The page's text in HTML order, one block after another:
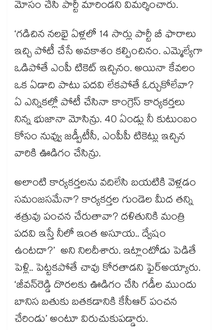
మోసం చేసి పార్టీ మారిండని విమర్శించారు.
‘గడిచిన నలభై ఏళ్లలో 14 సార్లు పార్టీ బీ ఫారాలు
ఇచ్చి పోటీ చేసే అవకాశం కల్పించినం. ఎమ్మెల్యేగా
ఒడిపోతే ఎంపీ టికెట్ ఇచ్చినం. అయినా కేవలం
ఒక ఏడాది పాటు పదవి లేకపోతే ఓర్చుకోలేవా?
ఏ ఎన్నికల్లో పోటీ చేసినా కాంగ్రెస్ కార్యకర్తలు
నిన్న భుజానా మోసిన్రు. 40 ఏండ్లు నీ కుటుంబం
కోసం నువ్వు జడ్పీటీసీ, ఎంపీపీ టికెట్లు ఇచ్చిన
వారికి ఊడిగం చేసిన్రు.
అలాంటి కార్యకర్తలను వదిలేసి బయటికి వెళ్లడం
సమంజసమేనా? కార్యకర్తల గుండెల మీద తన్ని
శత్రువు పంచన చేరుతావా? దళితునికి మంత్రి
పదవి ఇస్తే నీలో ఇంత అసూయ.. ద్వేషం
ఉంటదా?’ అని నిలదీశారు. ఇట్లాంటోడు పెడితే
పెళ్లి.. పెట్టకపోతే చావు కోరతాడని ఫైర్​అయ్యారు.
‘జీవన్​రెడ్డి దొరలకు ఊడిగం చేసి గడీల ముందు
బానిస బతుకు బతకడానికి కేసీఆర్ పంచన
చేరిండు’ అంటూ విరుచుకుపడ్డారు.